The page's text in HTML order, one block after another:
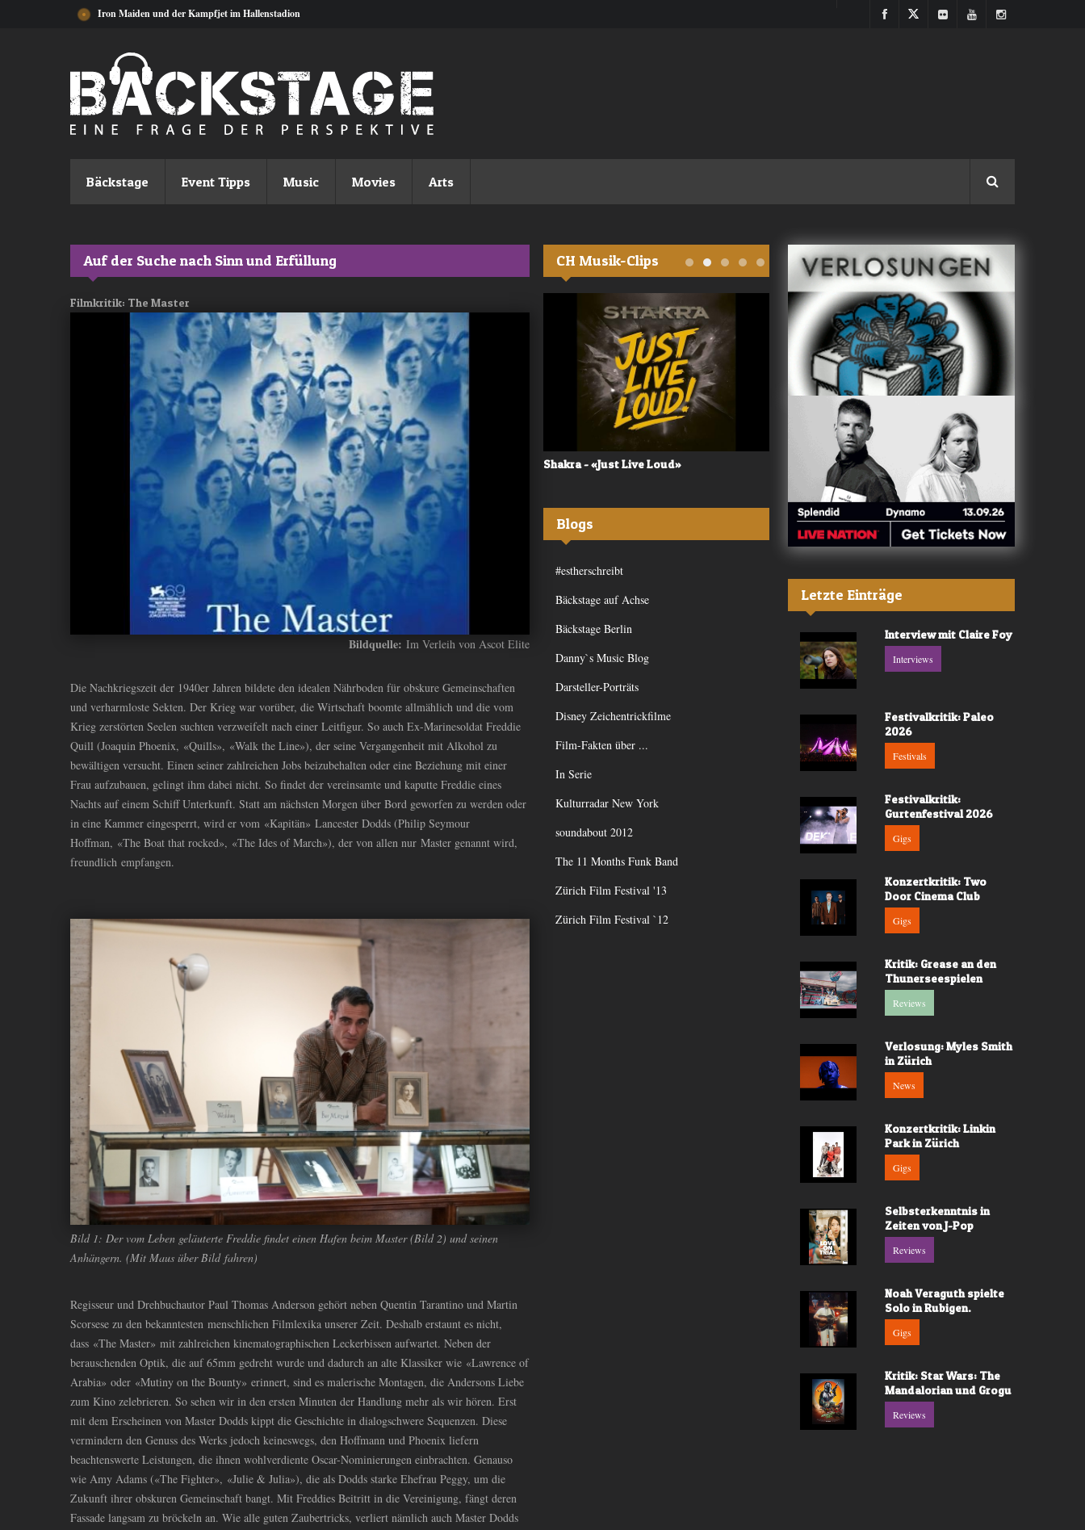
Direkt zum Inhalt Iron Maiden und der Kampfjet im Hallenstadion
Bäckstage Event Tipps Music Movies Arts
Auf der Suche nach Sinn und Erfüllung
Filmkritik: The Master
Bildquelle: Im Verleih von Ascot Elite
Die Nachkriegszeit der 1940er Jahren bildete den idealen Nährboden für obskure Gemeinschaften
und verharmloste Sekten. Der Krieg war vorüber, die Wirtschaft boomte allmählich und die vom
Krieg zerstörten Seelen suchten verzweifelt nach einer Leitfigur. So auch Ex-Marinesoldat Freddie
Quill (Joaquin Phoenix, «Quills», «Walk the Line»), der seine Vergangenheit mit Alkohol zu
bewältigen versucht. Einen seiner zahlreichen Jobs beizubehalten oder eine Beziehung mit einer
Frau aufzubauen, gelingt ihm dabei nicht. So findet der vereinsamte und kaputte Freddie eines
Nachts auf einem Schiff Unterkunft. Statt am nächsten Morgen über Bord geworfen zu werden oder
in eine Kammer eingesperrt, wird er vom «Kapitän» Lancester Dodds (Philip Seymour
Hoffman, «The Boat that rocked», «The Ides of March»), der von allen nur Master genannt wird,
freundlich empfangen.
Bild 1: Der vom Leben geläuterte Freddie findet einen Hafen beim Master (Bild 2) und seinen
Anhängern. (Mit Maus über Bild fahren)
Regisseur und Drehbuchautor Paul Thomas Anderson gehört neben Quentin Tarantino und Martin
Scorsese zu den bekanntesten menschlichen Filmlexika unserer Zeit. Deshalb erstaunt es nicht,
dass «The Master» mit zahlreichen kinematographischen Leckerbissen aufwartet. Neben der
berauschenden Optik, die auf 65mm gedreht wurde und dadurch an alte Klassiker wie «Lawrence of
Arabia» oder «Mutiny on the Bounty» erinnert, sind es malerische Montagen, die Andersons Liebe
zum Kino zelebrieren. So sehen wir in den ersten Minuten der Handlung mehr als wir hören. Erst
mit dem Erscheinen von Master Dodds kippt die Geschichte in dialogschwere Sequenzen. Diese
vermindern den Genuss des Werks jedoch keineswegs, den Hoffmann und Phoenix liefern
beachtenswerte Leistungen, die ihnen wohlverdiente Oscar-Nominierungen einbrachten. Genauso
wie Amy Adams («The Fighter», «Julie & Julia»), die als Dodds starke Ehefrau Peggy, um die
Zukunft ihrer obskuren Gemeinschaft bangt. Mit Freddies Beitritt in die Vereinigung, fängt deren
Fassade langsam zu bröckeln an. Wie alle guten Zaubertricks, verliert nämlich auch Master Dodds
CH Musik-Clips
ANDIYAH - «Frequency» Shakra - «Just Live Loud» Valerù - «IL MARE»
Blogs
#estherschreibt
Bäckstage auf Achse
Bäckstage Berlin
Danny`s Music Blog
Darsteller-Porträts
Disney Zeichentrickfilme
Film-Fakten über ...
In Serie
Kulturradar New York
soundabout 2012
The 11 Months Funk Band
Zürich Film Festival '13
Zürich Film Festival `12
Letzte Einträge
Interview mit Claire Foy
Interviews
Festivalkritik: Paleo
2026
Festivals
Festivalkritik:
Gurtenfestival 2026
Gigs
Konzertkritik: Two
Door Cinema Club
Gigs
Kritik: Grease an den
Thunerseespielen
Reviews
Verlosung: Myles Smith
in Zürich
News
Konzertkritik: Linkin
Park in Zürich
Gigs
Selbsterkenntnis in
Zeiten von J-Pop
Reviews
Noah Veraguth spielte
Solo in Rubigen.
Gigs
Kritik: Star Wars: The
Mandalorian und Grogu
Reviews